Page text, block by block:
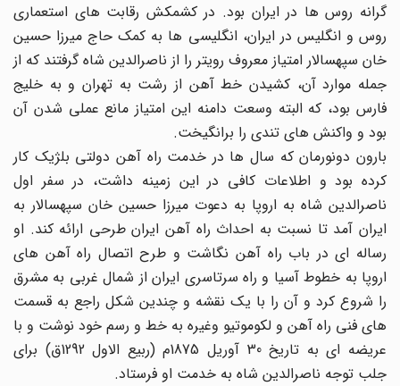
گرانه روس ها در ایران بود. در کشمکش رقابت های استعماری
روس و انگلیس در ایران، انگلیسی ها به کمک حاج میرزا حسین
خان سپهسالار امتیاز معروف رویتر را از ناصرالدین شاه گرفتند که از
جمله موارد آن، کشیدن خط آهن از رشت به تهران و به خلیج
فارس بود، که البته وسعت دامنه این امتیاز مانع عملی شدن آن
بود و واکنش های تندی را برانگیخت.
بارون دونورمان که سال ها در خدمت راه آهن دولتی بلژیک کار
کرده بود و اطلاعات کافی در این زمینه داشت، در سفر اول
ناصرالدین شاه به اروپا به دعوت میرزا حسین خان سپهسالار به
ایران آمد تا نسبت به احداث راه آهن ایران طرحی ارائه کند. او
رساله ای در باب راه آهن نگاشت و طرح اتصال راه آهن های
اروپا به خطوط آسیا و راه سرتاسری ایران از شمال غربی به مشرق
را شروع کرد و آن را با یک نقشه و چندین شکل راجع به قسمت
های فنی راه آهن و لکوموتیو وغیره به خط و رسم خود نوشت و با
عریضه ای به تاریخ 30 آوریل 1875م (ربیع الاول 1292ق) برای
جلب توجه ناصرالدین شاه به خدمت او فرستاد.